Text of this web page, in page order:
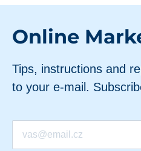
Online
Tips, instructions and
to your e-mail.